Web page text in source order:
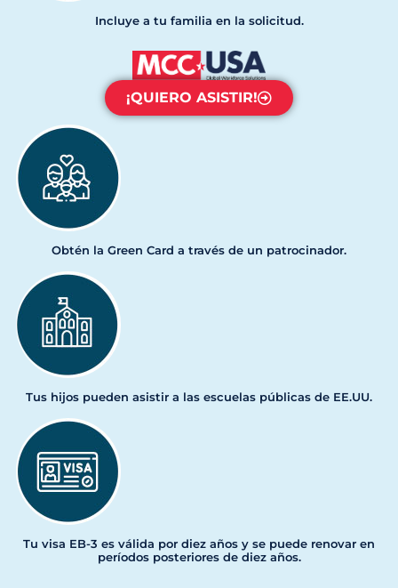
Incluye a tu familia en la solicitud.
¡QUIERO ASISTIR!
Obtén la Green Card a través de un patrocinador.
Tus hijos pueden asistir a las escuelas públicas de EE.UU.
Tu visa EB-3 es válida por diez años y se puede renovar en
períodos posteriores de diez años.